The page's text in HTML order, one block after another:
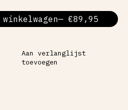
— €89,95
Aan verlanglijst
toevoegen